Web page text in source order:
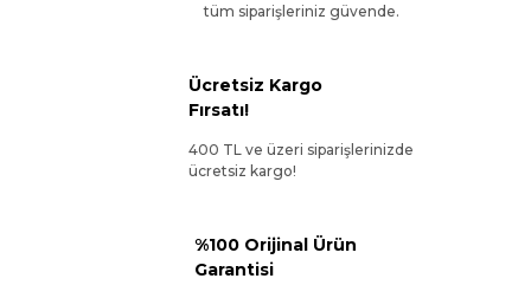
tüm siparişleriniz güvende.
Ücretsiz Kargo
Fırsatı!
400 TL ve üzeri siparişlerinizde
ücretsiz kargo!
%100 Orijinal Ürün
Garantisi